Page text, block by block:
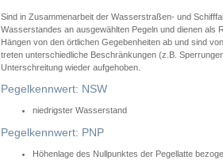
Sind in Zusammenarbeit der Wasserstraßen- und
Wasserstandes an ausgewählten Pegeln und dienen als
Hängen von den örtlichen Gegebenheiten ab und sind
treten unterschiedliche Beschränkungen (z.B.
Unterschreitung wieder aufgehoben.
Pegelkennwert: NSW
niedrigster Wasserstand
Pegelkennwert: PNP
Höhenlage des Nullpunktes der Pegellatte